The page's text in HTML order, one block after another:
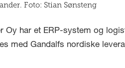
Foto: Stian Sønsteng
Oy har et ERP-system og
med Gandalfs nordiske